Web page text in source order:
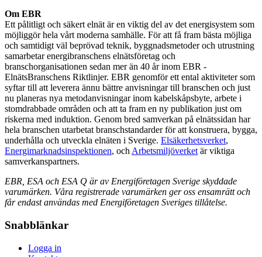
Om EBR
Ett pålitligt och säkert elnät är en viktig del av det energisystem som
möjliggör hela vårt moderna samhälle. För att få fram bästa möjliga
och samtidigt väl beprövad teknik, byggnadsmetoder och utrustning
samarbetar energibranschens elnätsföretag och
branschorganisationen sedan mer än 40 år inom EBR -
ElnätsBranschens Riktlinjer. EBR genomför ett ental aktiviteter som
syftar till att leverera ännu bättre anvisningar till branschen och just
nu planeras nya metodanvisningar inom kabelskåpsbyte, arbete i
stomdrabbade områden och att ta fram en ny publikation just om
riskerna med induktion. Genom bred samverkan på elnätssidan har
hela branschen utarbetat branschstandarder för att konstruera, bygga,
underhålla och utveckla elnäten i Sverige. Elsäkerhetsverket,
Energimarknadsinspektionen, och Arbetsmiljöverket är viktiga
samverkanspartners.
EBR, ESA och ESA Q är av Energiföretagen Sverige skyddade
varumärken. Våra registrerade varumärken ger oss ensamrätt och
får endast användas med Energiföretagen Sveriges tillåtelse.
Snabblänkar
Logga in